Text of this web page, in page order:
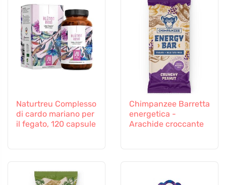
Naturtreu Complesso
di cardo mariano per
il fegato, 120 capsule
Chimpanzee Barretta
energetica -
Arachide croccante